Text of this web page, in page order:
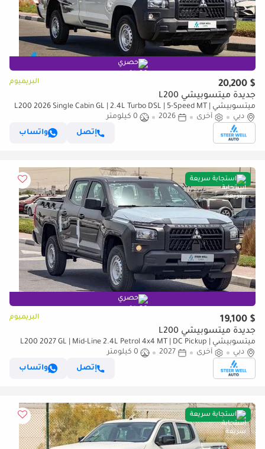
حصري
$ 20,200 البريميوم
جديدة ميتسوبيشي L200
ميتسوبيشي L200 2026 Single Cabin GL | 2.4L Turbo DSL | 5-Speed MT |
4WD | Heavy-Duty Workhorse
دبي أخرى 2026
0 كيلومتر
إتصل
واتساب
استجابة سريعة
حصري
$ 19,100 البريميوم
جديدة ميتسوبيشي L200
ميتسوبيشي L200 2027 GL | Mid-Line 2.4L Petrol 4x4 MT | DC Pickup |
Brand New | EXPORT
دبي أخرى 2027
0 كيلومتر
إتصل
واتساب
استجابة سريعة